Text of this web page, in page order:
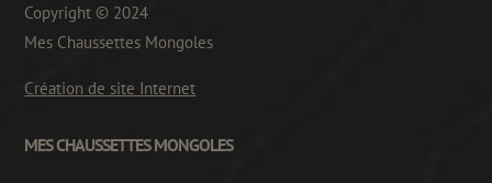
Copyright © 2024
Mes Chaussettes Mongoles
Création de site Internet
MES CHAUSSETTES MONGOLES